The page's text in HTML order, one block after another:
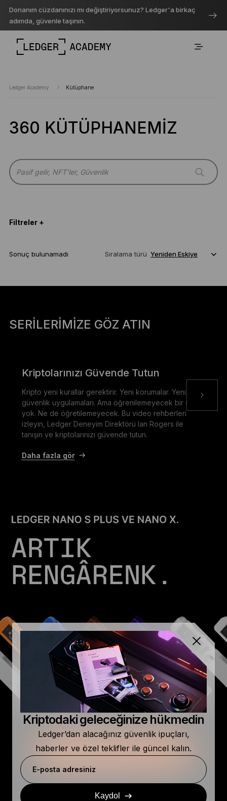
Donanım cüzdanınızı mı değiştiriyorsunuz? Ledger'a birkaç
adımda, güvenle taşının.
Ledger Academy Kütüphane
360 KÜTÜPHANEMIZ
Filtreler +
Sonuç bulunamadı Sıralama türü
SERILERIMIZE GÖZ ATIN
Kriptolarınızı Güvende Tutun
Kripto yeni kurallar gerektirir. Yeni korumalar. Yeni
güvenlik uygulamaları. Ama öğrenilemeyecek bir şey
yok. Ne de öğretilemeyecek. Bu video rehberleri
izleyin, Ledger Deneyim Direktörü Ian Rogers ile
tanışın ve kriptolarınızı güvende tutun.
Daha fazla gör
Kriptodaki geleceğinize hükmedin
Ledger’dan alacağınız güvenlik ipuçları,
haberler ve özel teklifler ile güncel kalın.
E-posta adresiniz
Kaydol